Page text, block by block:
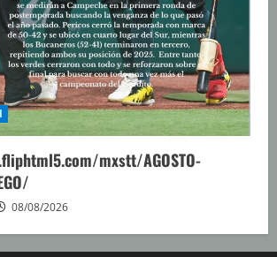
mxstt/AGOSTO-
08/08/2026